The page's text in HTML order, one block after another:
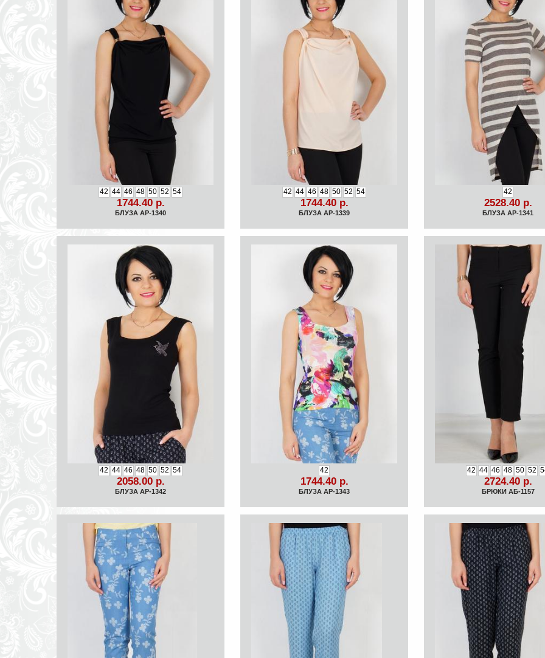
42 44 46 48 50 52 54
1744.40 р.
БЛУЗА АР-1340
42 44 46 48 50 52 54
1744.40 р.
БЛУЗА АР-1339
42
2528.40 р.
БЛУЗА АР-1341
42 44 46 48 50 52 54
2058.00 р.
БЛУЗА АР-1342
42
1744.40 р.
БЛУЗА АР-1343
42 44 46 48 50 52
2724.40 р.
БРЮКИ АБ-1157